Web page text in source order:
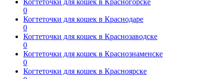
Когтеточки для кошек в Красногорске
0
Когтеточки для кошек в Краснодаре
0
Когтеточки для кошек в Краснозаводске
0
Когтеточки для кошек в Краснознаменске
0
Когтеточки для кошек в Красноярске